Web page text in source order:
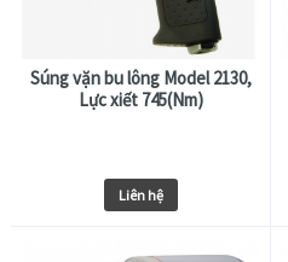
Súng vặn bu lông Model 2130,
Lực xiết 745(Nm)
Liên hệ